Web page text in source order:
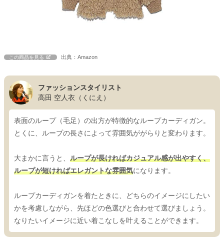
この商品を見る 出典：Amazon
ファッションスタイリスト
高田 空人衣（くにえ）
表面のループ（毛足）の出方が特徴的なループカーディガン。
とくに、ループの長さによって雰囲気ががらりと変わります。
大まかに言うと、 ループが長ければカジュアル感が出やすく、
ループが短ければエレガントな雰囲気になります。
ループカーディガンを着たときに、どちらのイメージにしたい
かを考慮しながら、先ほどの色選びと合わせて選びましょう。
なりたいイメージに近い着こなしを叶えることができます。